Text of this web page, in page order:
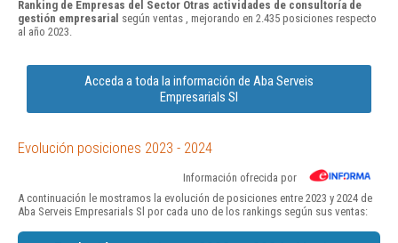
Ranking de Empresas del Sector Otras actividades de consultoría de
gestión empresarial según ventas , mejorando en 2.435 posiciones respecto
al año 2023.
Acceda a toda la información de Aba Serveis
Empresarials Sl
Evolución posiciones 2023 - 2024
Información ofrecida por
A continuación le mostramos la evolución de posiciones entre 2023 y 2024 de
Aba Serveis Empresarials Sl por cada uno de los rankings según sus ventas: